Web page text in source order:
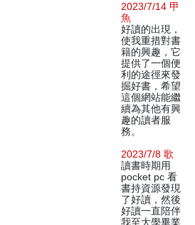
2023/7/14 甲
魚
好讀的出現，
使我重措對書
籍的興趣，它
提供了一個便
利的途徑來發
掘好書，希望
這個網站能繼
續為其他有興
趣的讀者服
務。
2023/7/8 歌
讀書時期用
pocket pc 看
書持資源發現
了好讀，然後
好讀一直陪伴
我至大學畢業